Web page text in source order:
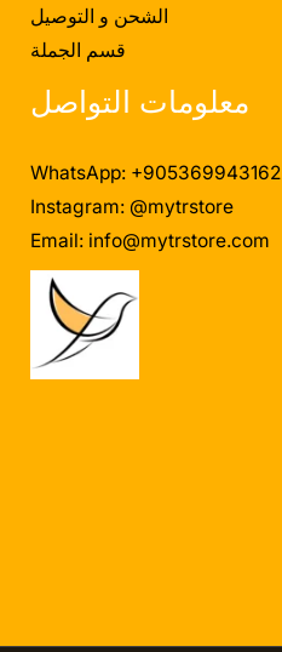
الشحن و التوصيل
قسم الجملة
معلومات التواصل
WhatsApp: +905369943162
Instagram: @mytrstore
Email: info@mytrstore.com